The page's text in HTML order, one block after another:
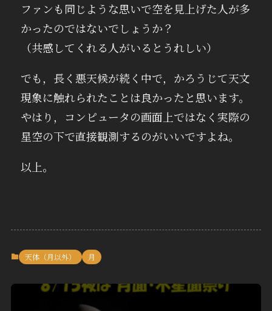
ファンも同じような思いで空を見上げた人が多
かったのではないでしょうか？
（共感してくれる人がいるとうれしい）
でも，長く悪天候が続く中で，かろうじて天文
現象に触れられたことは良かったと思います。
やはり，コンピュータの画面上ではなく実際の
星空の下で直接観測するのがいいですよね。
以上。
天体（月以外） 月